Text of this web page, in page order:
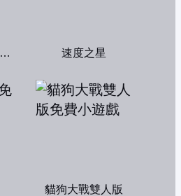
寵物連連看3.1：共享版 速度之星
貓狗大戰雙人版